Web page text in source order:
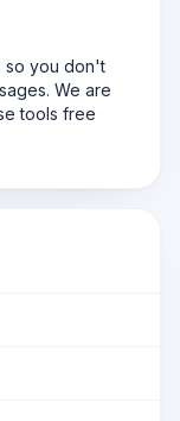
so you don't
We are
tools free